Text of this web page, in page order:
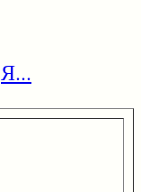
Я...